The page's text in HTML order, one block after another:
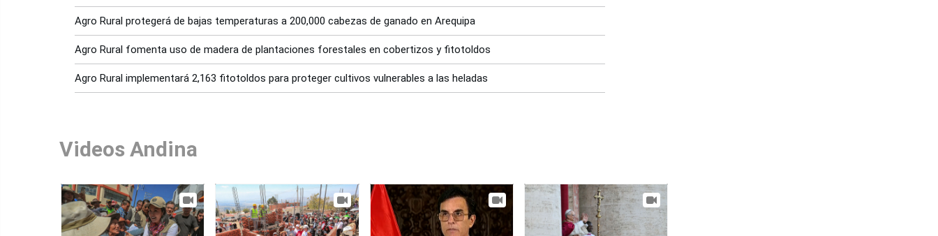
Agro Rural protegerá de bajas temperaturas a 200,000 cabezas de ganado en Arequipa
Agro Rural fomenta uso de madera de plantaciones forestales en cobertizos y fitotoldos
Agro Rural implementará 2,163 fitotoldos para proteger cultivos vulnerables a las heladas
Videos Andina